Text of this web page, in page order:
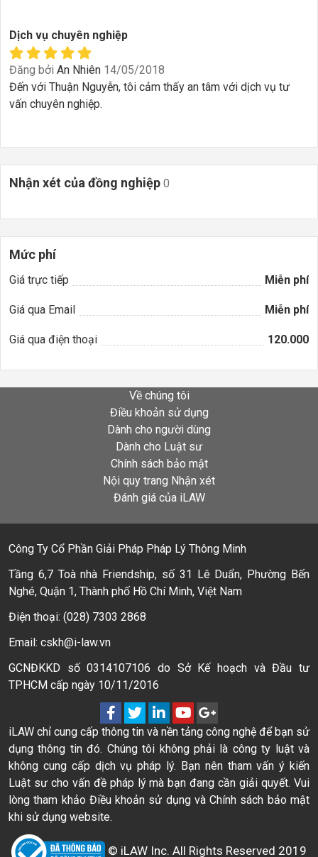
Dịch vụ chuyên nghiệp
Đăng bởi An Nhiên 14/05/2018
Đến với Thuận Nguyễn, tôi cảm thấy an tâm với dịch vụ tư
vấn chuyên nghiệp.
Nhận xét của đồng nghiệp 0
Mức phí
Giá trực tiếp Miễn phí
Giá qua Email Miễn phí
Giá qua điện thoại 120.000
Về chúng tôi
Điều khoản sử dụng
Dành cho người dùng
Dành cho Luật sư
Chính sách bảo mật
Nội quy trang Nhận xét
Đánh giá của iLAW
Công Ty Cổ Phần Giải Pháp Pháp Lý Thông Minh
Tầng 6,7 Toà nhà Friendship, số 31 Lê Duẩn, Phường Bến
Nghé, Quận 1, Thành phố Hồ Chí Minh, Việt Nam
Điện thoại: (028) 7303 2868
Email: cskh@i-law.vn
GCNĐKKD số 0314107106 do Sở Kế hoạch và Đầu tư
TPHCM cấp ngày 10/11/2016
iLAW chỉ cung cấp thông tin và nền tảng công nghệ để bạn sử
dụng thông tin đó. Chúng tôi không phải là công ty luật và
không cung cấp dịch vụ pháp lý. Bạn nên tham vấn ý kiến
Luật sư cho vấn đề pháp lý mà bạn đang cần giải quyết. Vui
lòng tham khảo Điều khoản sử dụng và Chính sách bảo mật
khi sử dụng website.
© iLAW Inc. All Rights Reserved 2019